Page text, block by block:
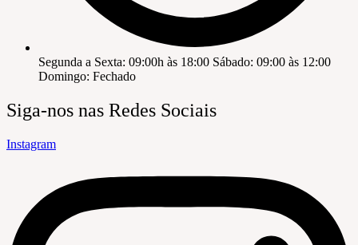
Segunda a Sexta: 09:00h às 18:00 Sábado: 09:00 às 12:00
Domingo: Fechado
Siga-nos nas Redes Sociais
Instagram